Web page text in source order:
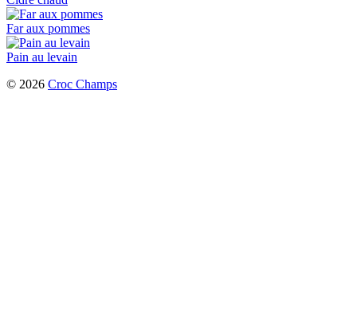
Far aux pommes
Pain au levain
© 2026 Croc Champs